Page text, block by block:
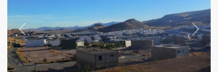
Previous Next